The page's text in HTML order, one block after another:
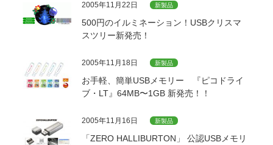
2005年11月22日 新製品
500円のイルミネーション！USBクリスマ
スツリー新発売！
2005年11月18日 新製品
お手軽、簡単USBメモリー 『ピコドライ
ブ・LT』64MB〜1GB 新発売！！
2005年11月16日 新製品
「ZERO HALLIBURTON」 公認USBメモリ